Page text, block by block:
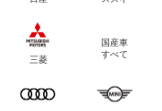
三菱
国産車
すべて